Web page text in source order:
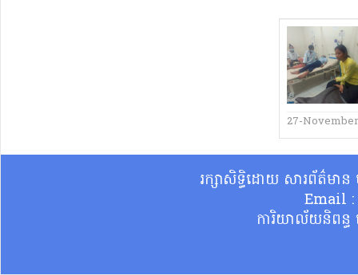
27-
រក្សាសិទ្ធិដោយ សារព័ត៌មា
Email
ការិយាល័យនិពន្ធ